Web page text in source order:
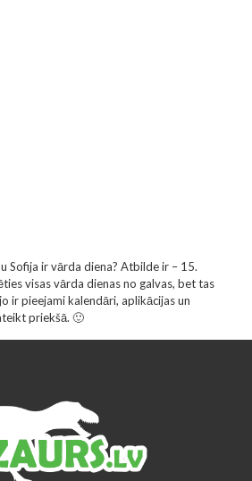
Sofija ir vārda diena? Atbilde ir – 15.
visas vārda dienas no galvas, bet tas
ir pieejami kalendāri, aplikācijas un
priekšā. 🙂